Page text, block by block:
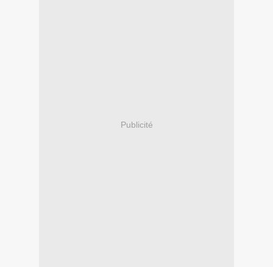
Publicité